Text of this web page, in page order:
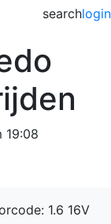
login
search
19:08
1.6 16V